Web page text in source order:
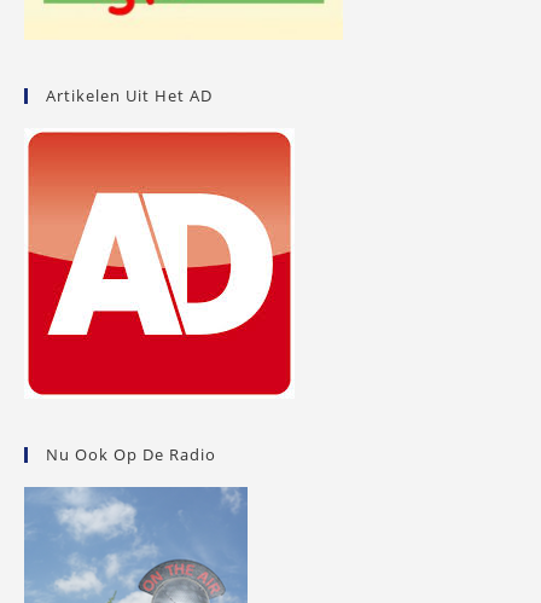
Artikelen Uit Het AD
Nu Ook Op De Radio